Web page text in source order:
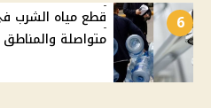
6
متواصلة